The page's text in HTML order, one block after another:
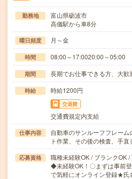
勤務地
富山県砺波市
高儀駅から車8分
曜日頻度 月～金
時間 08:00～17:0020:00～05:00
期間 長期でお仕事できる方、大歓
時給 時給1200円
交通費
交通費規定内支給
仕事内容
自動車のサンルーフフレー
ト作業、その後の検査、手
応募資格
職種未経験OK / ブランクOK
◆未経験OK！〇まずは事前
で気軽にオンライン登録★